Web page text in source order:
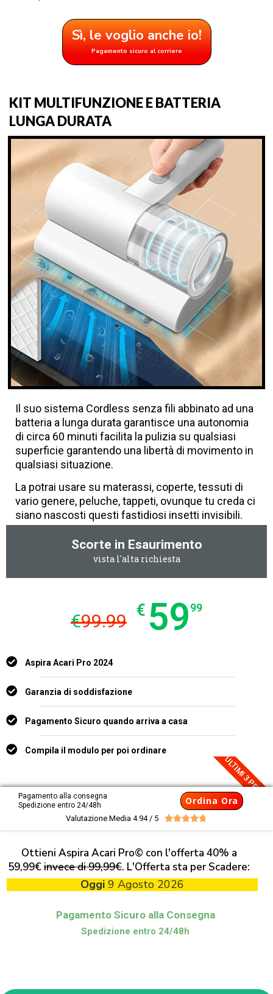
Sì, le voglio anche io!
Pagamento sicuro al corriere
KIT MULTIFUNZIONE E BATTERIA
LUNGA DURATA
Il suo sistema Cordless senza fili abbinato ad una
batteria a lunga durata garantisce una autonomia
di circa 60 minuti facilita la pulizia su qualsiasi
superficie garantendo una libertà di movimento in
qualsiasi situazione.
La potrai usare su materassi, coperte, tessuti di
vario genere, peluche, tappeti, ovunque tu creda ci
siano nascosti questi fastidiosi insetti invisibili.
Scorte in Esaurimento
vista l'alta richiesta
€99.99 € 5999
Aspira Acari Pro 2024
Garanzia di soddisfazione
Pagamento Sicuro quando arriva a casa
Compila il modulo per poi ordinare
ULTIMI 3 PEZZI
Pagamento alla consegna
Spedizione entro 24/48h
Ordina Ora
Valutazione Media 4.94 / 5 
Ottieni Aspira Acari Pro© con l'offerta 40% a
59,99€invece di 99,99€. L'Offerta sta per Scadere:
Oggi 9 Agosto 2026
Pagamento Sicuro alla Consegna
Spedizione entro 24/48h